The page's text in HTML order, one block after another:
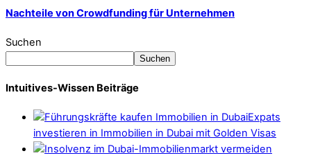
Nachteile von Crowdfunding für Unternehmen
Suchen
Suchen
Intuitives-Wissen Beiträge
Expats
investieren in Immobilien in Dubai mit Golden Visas